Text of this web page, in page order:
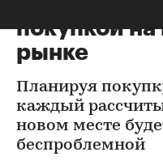
покупкой
рынке
Планируя
каждый
новом месте
беспроблемной